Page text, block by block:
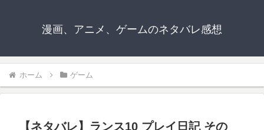
漫画、アニメ、ゲームのネタバレ感想
ホーム ゲーム
【ネタバレ】ランス10 プレイ日記 その